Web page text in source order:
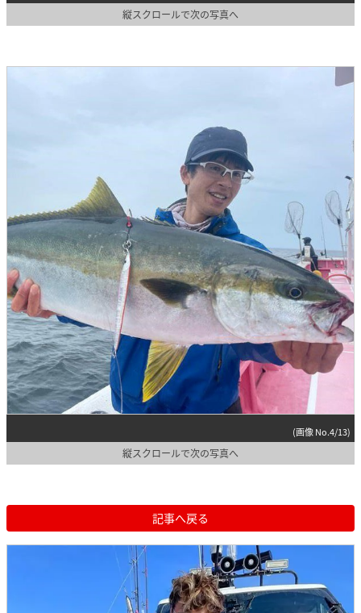
縦スクロールで次の写真へ
(画像 No.4/13)
縦スクロールで次の写真へ
記事へ戻る